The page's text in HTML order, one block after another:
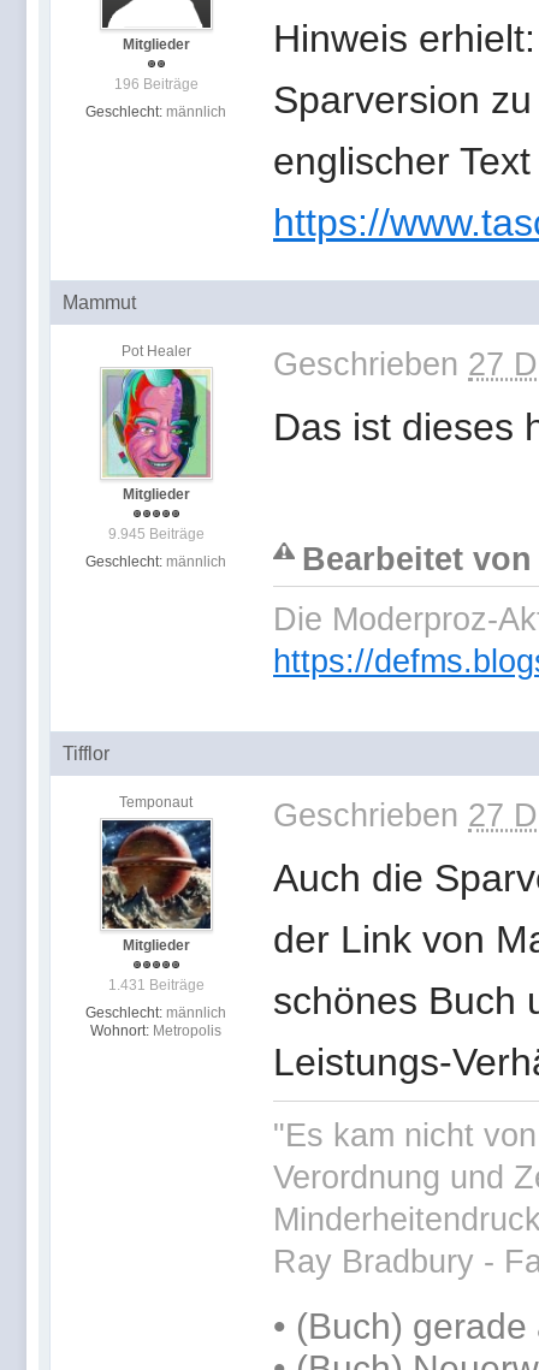
Mitglieder
196 Beiträge
Geschlecht: männlich
Hinweis
Sparversion
englischer Text
https://
Mammut
Pot Healer
Mitglieder
9.945 Beiträge
Geschlecht: männlich
Geschrieben 27
Das ist dieses
Bearbeitet von
Die Moderproz-
https://
Tifflor
Temponaut
Mitglieder
1.431 Beiträge
Geschlecht: männlich
Wohnort: Metropolis
Geschrieben 27
Auch die
der Link von
schönes Buch
Leistungs-
"Es kam nicht
Verordnung und
Ray Bradbury -
• (Buch) gerade